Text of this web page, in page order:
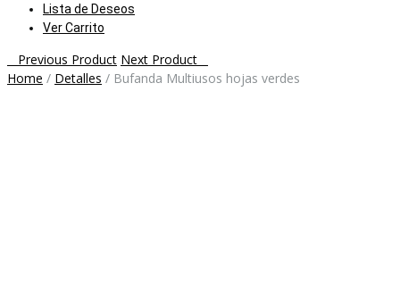
Lista de Deseos
Ver Carrito
Post
navigation
Previous Product Next Product
Home / Detalles / Bufanda Multiusos hojas verdes